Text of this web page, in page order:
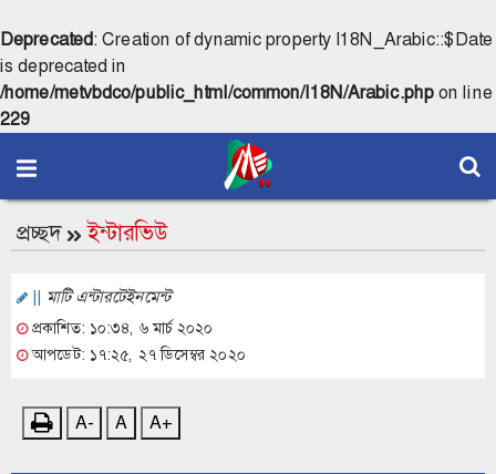
Deprecated: Creation of dynamic property I18N_Arabic::$Date
is deprecated in
/home/metvbdco/public_html/common/I18N/Arabic.phpon line
229
প্রচ্ছদ ইন্টারভিউ
|| মাটি এন্টারটেইনমেন্ট
প্রকাশিত: ১০:৩৪, ৬ মার্চ ২০২০
আপডেট: ১৭:২৫, ২৭ ডিসেম্বর ২০২০
A- A A+